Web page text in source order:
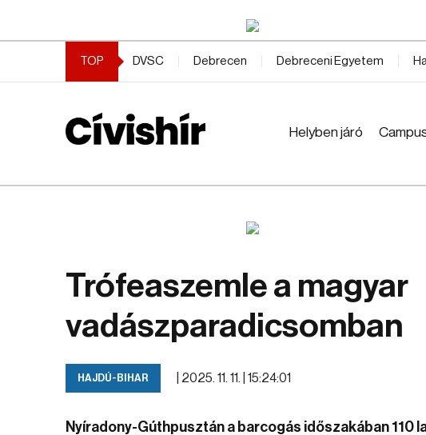
TOP DVSC Debrecen Debreceni Egyetem
Helyben járó
Trófeaszemle a magyar
vadászparadicsomban
HAJDÚ-BIHAR 2025. 11. 11. | 15:24:01
Nyíradony-Gúthpusztán a barcogás időszakában 110